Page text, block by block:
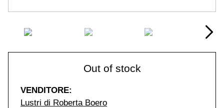
Out of stock
VENDITORE:
Lustri di Roberta Boero